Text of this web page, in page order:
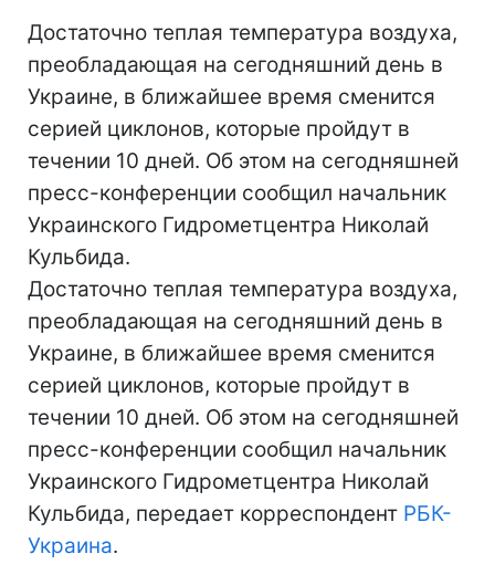
Достаточно теплая температура воздуха,
преобладающая на сегодняшний день в
Украине, в ближайшее время сменится
серией циклонов, которые пройдут в
течении 10 дней. Об этом на сегодняшней
пресс-конференции сообщил начальник
Украинского Гидрометцентра Николай
Кульбида.
Достаточно теплая температура воздуха,
преобладающая на сегодняшний день в
Украине, в ближайшее время сменится
серией циклонов, которые пройдут в
течении 10 дней. Об этом на сегодняшней
пресс-конференции сообщил начальник
Украинского Гидрометцентра Николай
Кульбида, передает корреспондент РБК-
Украина.